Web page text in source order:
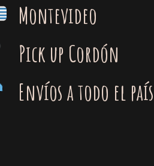
Montevideo
Pick up Cordón
Envíos a todo el país